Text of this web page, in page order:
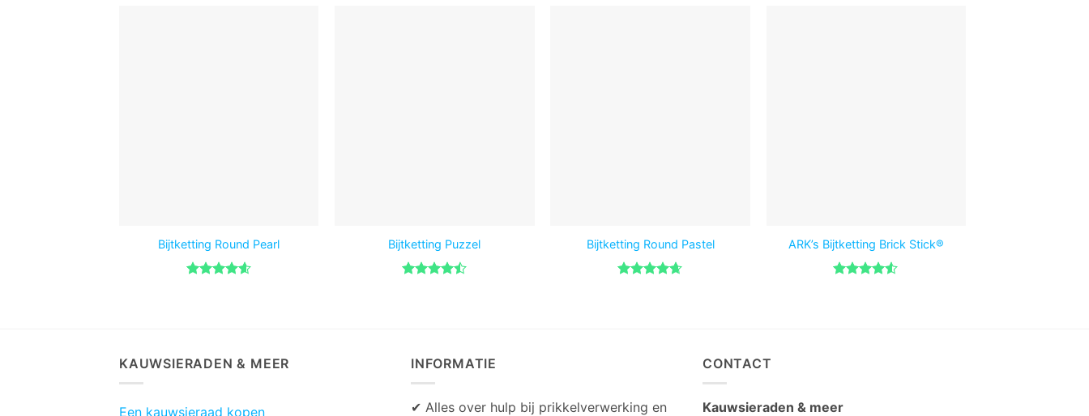
Bijtketting Round Pearl Bijtketting Puzzel Bijtketting Round Pastel ARK’s Bijtketting Brick Stick®
KAUWSIERADEN & MEER
Een kauwsieraad kopen
INFORMATIE
✔ Alles over hulp bij prikkelverwerking en
CONTACT
Kauwsieraden & meer